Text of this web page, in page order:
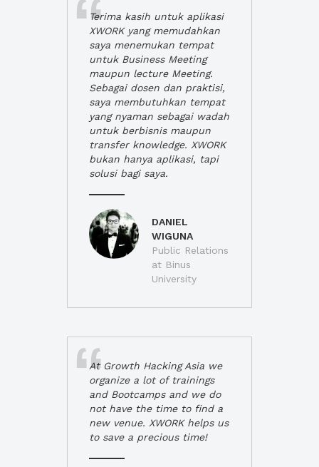
Terima kasih untuk aplikasi
XWORK yang memudahkan
saya menemukan tempat
untuk Business Meeting
maupun lecture Meeting.
Sebagai dosen dan praktisi,
saya membutuhkan tempat
yang nyaman sebagai wadah
untuk berbisnis maupun
transfer knowledge. XWORK
bukan hanya aplikasi, tapi
solusi bagi saya.
DANIEL
WIGUNA
Public Relations
at Binus
University
At Growth Hacking Asia we
organize a lot of trainings
and Bootcamps and we do
not have the time to find a
new venue. XWORK helps us
to save a precious time!